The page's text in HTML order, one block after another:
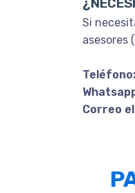
Si
asesores
Teléfono:
Correo